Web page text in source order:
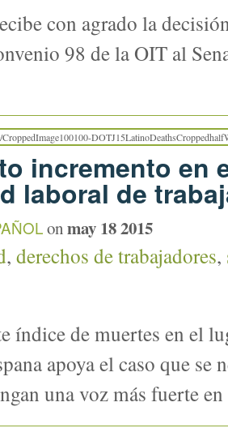
con agrado la
98 de la OIT al
incremento en
laboral de
onmay 18 2015
, derechos de trabajadores,
índice de muertes en el
apoya el caso que se
una voz más fuerte